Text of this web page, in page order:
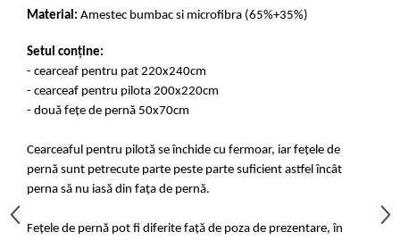
Material: Amestec bumbac si microfibra (65%+35%)
Setul conține:
- cearceaf pentru pat 220x240cm
- cearceaf pentru pilota 200x220cm
- două fețe de pernă 50x70cm
Cearceaful pentru pilotă se închide cu fermoar, iar fețele de
pernă sunt petrecute parte peste parte suficient astfel încât
perna să nu iasă din fața de pernă.
Fețele de pernă pot fi diferite față de poza de prezentare, în